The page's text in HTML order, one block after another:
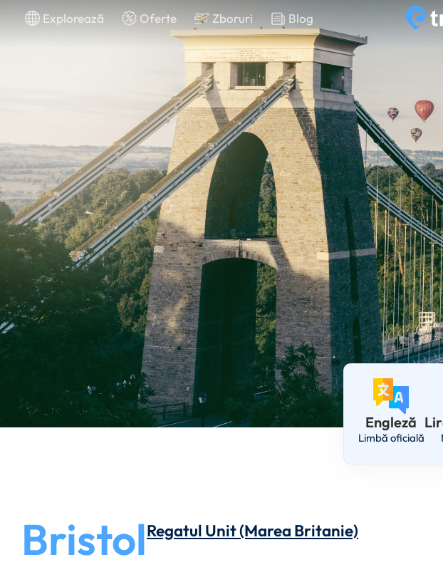
Explorează Oferte Zboruri Blog
Engleză
Limbă oficială
BristolRegatul Unit (Marea Britanie)